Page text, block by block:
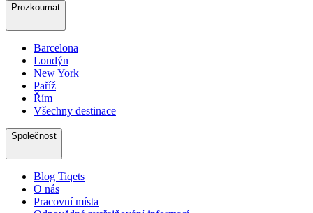
Prozkoumat
Barcelona
Londýn
New York
Paříž
Řím
Všechny destinace
Společnost
Blog Tiqets
O nás
Pracovní místa